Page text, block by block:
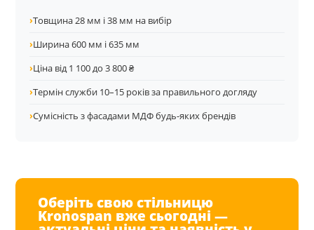
›Товщина 28 мм і 38 мм на вибір
›Ширина 600 мм і 635 мм
›Ціна від 1 100 до 3 800 ₴
›Термін служби 10–15 років за правильного догляду
›Сумісність з фасадами МДФ будь-яких брендів
Оберіть свою стільницю
Kronospan вже сьогодні —